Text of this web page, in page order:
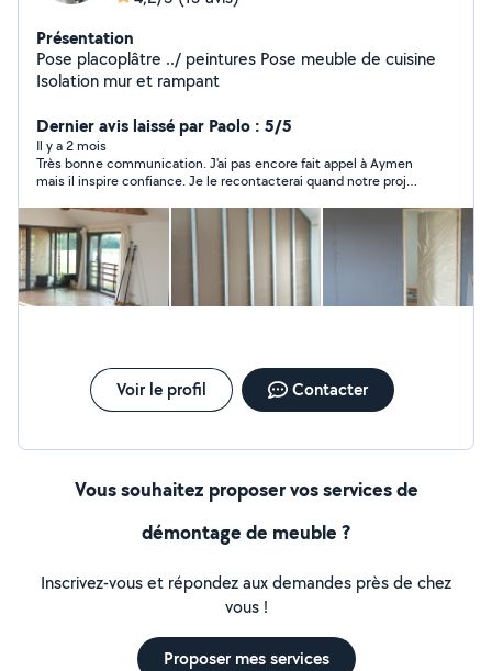
Présentation
Pose placoplâtre ../ peintures Pose meuble de cuisine
Isolation mur et rampant
Dernier avis laissé par Paolo : 5/5
Il y a 2 mois
Très bonne communication. J'ai pas encore fait appel à Aymen
mais il inspire confiance. Je le recontacterai quand notre projet
Voir le profil Contacter
Vous souhaitez proposer vos services de
démontage de meuble ?
Inscrivez-vous et répondez aux demandes près de chez
vous !
Proposer mes services